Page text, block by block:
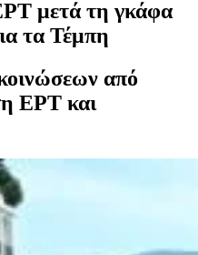
μετά τη γκάφα
τα Τέμπη
από
ΕΡΤ και